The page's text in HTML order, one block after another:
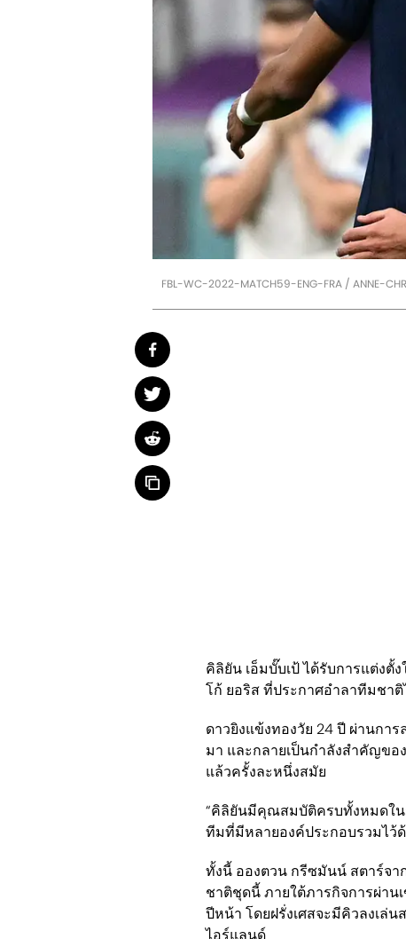
FBL-WC-2022-MATCH59-ENG-FRA / ANNE-
คิลิยัน เอ็มบั๊บเป้ ได้รับการแต่ง
โก้ ยอริส ที่ประกาศอำลาทีมชา
ดาวยิงแข้งทองวัย 24 ปี ผ่านกา
มา และกลายเป็นกำลังสำคัญข
แล้วครั้งละหนึ่งสมัย
“คิลิยันมีคุณสมบัติครบทั้งหมดใน
ทีมที่มีหลายองค์ประกอบรวมไว้ด้
ทั้งนี้ อองตวน กรีซมันน์ สตาร์จา
ชาติชุดนี้ ภายใต้ภารกิจการผ่าน
ปีหน้า โดยฝรั่งเศสจะมีคิวลงเล่